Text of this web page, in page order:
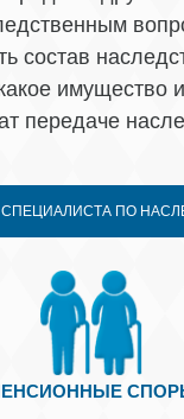
состав
имущество
передаче
ПО